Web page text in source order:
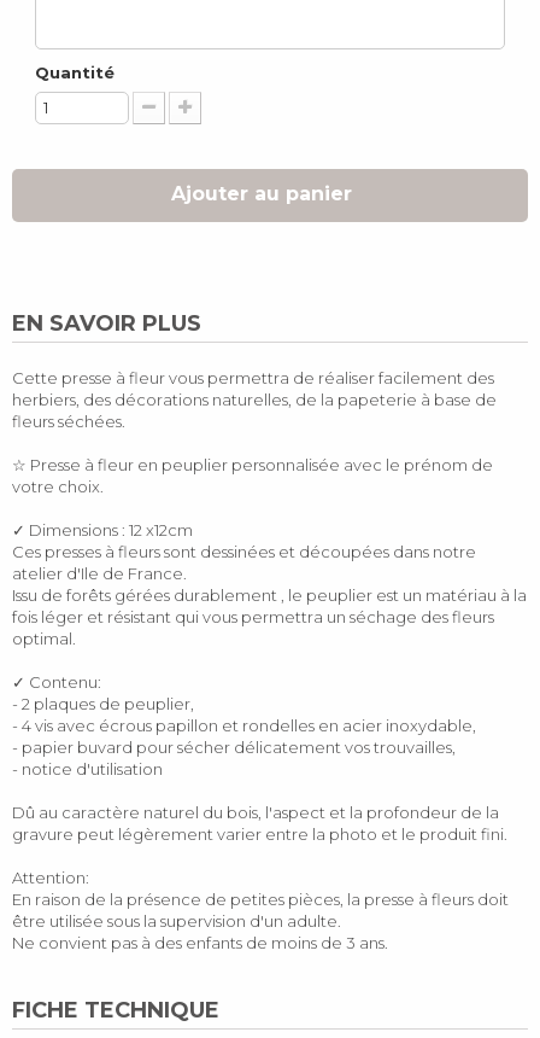
Quantité
Ajouter au panier
EN SAVOIR PLUS
Cette presse à fleur vous permettra de réaliser facilement des
herbiers, des décorations naturelles, de la papeterie à base de
fleurs séchées.
☆ Presse à fleur en peuplier personnalisée avec le prénom de
votre choix.
✓ Dimensions : 12 x12cm
Ces presses à fleurs sont dessinées et découpées dans notre
atelier d'Ile de France.
Issu de forêts gérées durablement , le peuplier est un matériau à la
fois léger et résistant qui vous permettra un séchage des fleurs
optimal.
✓ Contenu:
- 2 plaques de peuplier,
- 4 vis avec écrous papillon et rondelles en acier inoxydable,
- papier buvard pour sécher délicatement vos trouvailles,
- notice d'utilisation
Dû au caractère naturel du bois, l'aspect et la profondeur de la
gravure peut légèrement varier entre la photo et le produit fini.
Attention:
En raison de la présence de petites pièces, la presse à fleurs doit
être utilisée sous la supervision d'un adulte.
Ne convient pas à des enfants de moins de 3 ans.
FICHE TECHNIQUE